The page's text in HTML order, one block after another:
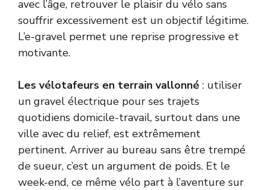
avec l’âge, retrouver le plaisir du vélo sans
souffrir excessivement est un objectif légitime.
L’e-gravel permet une reprise progressive et
motivante.
Les vélotafeurs en terrain vallonné : utiliser
un gravel électrique pour ses trajets
quotidiens domicile-travail, surtout dans une
ville avec du relief, est extrêmement
pertinent. Arriver au bureau sans être trempé
de sueur, c’est un argument de poids. Et le
week-end, ce même vélo part à l’aventure sur